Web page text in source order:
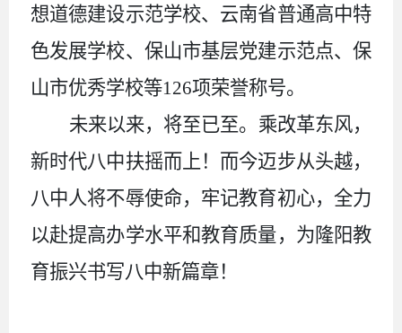
想道德建设示范学校、云南省普通高中特
色发展学校、保山市基层党建示范点、保
山市优秀学校等126项荣誉称号。
未来以来，将至已至。乘改革东风，
新时代八中扶摇而上！而今迈步从头越，
八中人将不辱使命，牢记教育初心，全力
以赴提高办学水平和教育质量，为隆阳教
育振兴书写八中新篇章！